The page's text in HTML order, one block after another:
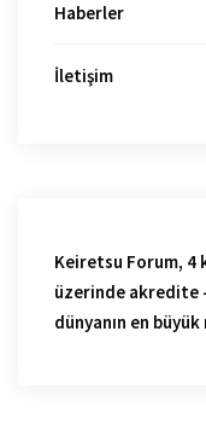
Haberler
İletişim
Keiretsu Forum, 4
üzerinde akredite
dünyanın en büyük